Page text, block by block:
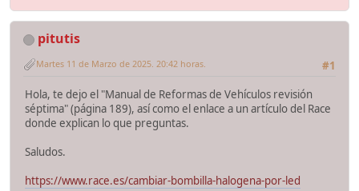
pitutis
#1
Martes 11 de Marzo de 2025. 20:42 horas.
Hola, te dejo el "Manual de Reformas de Vehículos revisión
séptima" (página 189), así como el enlace a un artículo del Race
donde explican lo que preguntas.
Saludos.
https://www.race.es/cambiar-bombilla-halogena-por-led